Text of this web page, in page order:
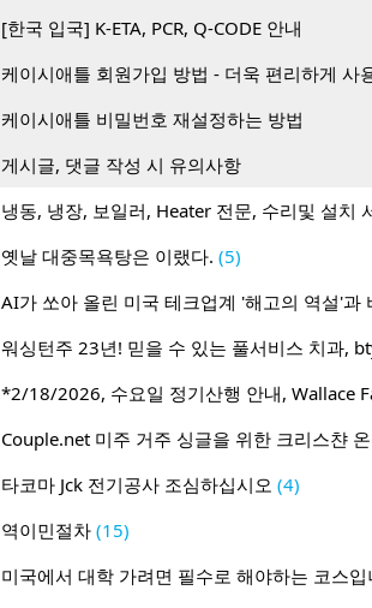
[한국 입국] K-ETA, PCR, Q-CODE 안내
케이시애틀 회원가입 방법 - 더욱 편리하게 사
케이시애틀 비밀번호 재설정하는 방법
게시글, 댓글 작성 시 유의사항
냉동, 냉장, 보일러, Heater 전문, 수리및 설치
옛날 대중목욕탕은 이랬다. (5)
AI가 쏘아 올린 미국 테크업계 '해고의 역설'과
워싱턴주 23년! 믿을 수 있는 풀서비스 치과,
*2/18/2026, 수요일 정기산행 안내, Wallace
Couple.net 미주 거주 싱글을 위한 크리스챤
타코마 Jck 전기공사 조심하십시오 (4)
역이민절차 (15)
미국에서 대학 가려면 필수로 해야하는 코스입